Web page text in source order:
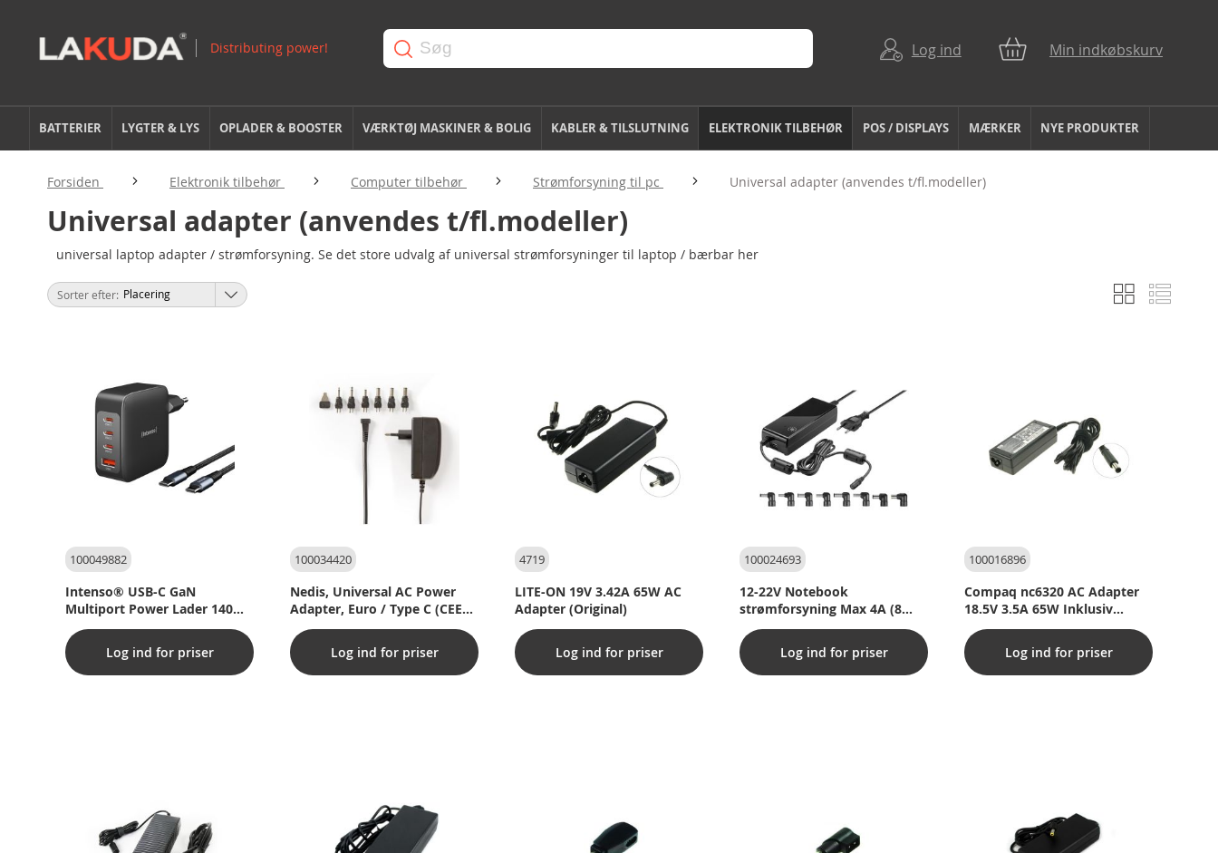
Log ind Min indkøbskurv
BATTERIER LYGTER & LYS OPLADER & BOOSTER VÆRKTØJ MASKINER & BOLIG KABLER & TILSLUTNING ELEKTRONIK TILBEHØR POS / DISPLAYS MÆRKER NYE PRODUKTER
Forsiden Elektronik tilbehør Computer tilbehør Strømforsyning til pc Universal adapter (anvendes t/fl.modeller)
Universal adapter (anvendes t/fl.modeller)
universal laptop adapter / strømforsyning. Se det store udvalg af universal strømforsyninger til laptop / bærbar her
Vis
som
GitterListe
Sorter efter
100049882
Intenso® USB-C GaN
Multiport Power Lader 140W
+ USB-C kabel
Log ind for priser
100034420
Nedis, Universal AC Power
Adapter, Euro / Type C (CEE
7/16), 24 W, Universal, Sort
Log ind for priser
4719
LITE-ON 19V 3.42A 65W AC
Adapter (Original)
Log ind for priser
100024693
12-22V Notebook
strømforsyning Max 4A (8
stik)
Log ind for priser
100016896
Compaq nc6320 AC Adapter
18.5V 3.5A 65W Inklusiv
strømkabel
Log ind for priser